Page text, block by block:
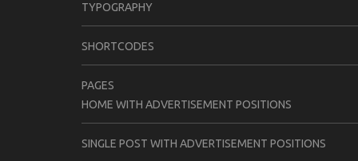
TYPOGRAPHY
SHORTCODES
PAGES
HOME WITH ADVERTISEMENT POSITIONS
SINGLE POST WITH ADVERTISEMENT POSITIONS